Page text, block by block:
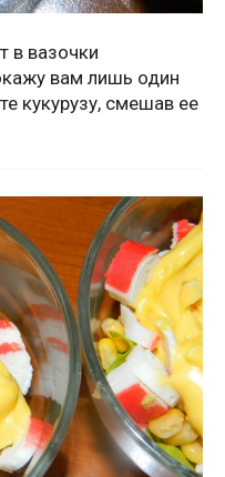
в вазочки
вам лишь один
кукурузу, смешав ее